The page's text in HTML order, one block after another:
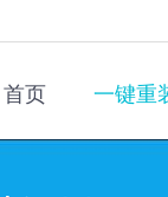
首页 一键重